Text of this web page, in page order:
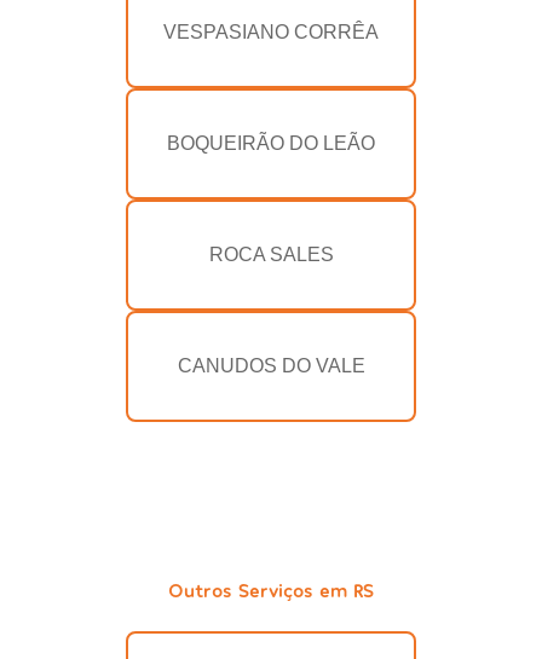
VESPASIANO CORRÊA
BOQUEIRÃO DO LEÃO
ROCA SALES
CANUDOS DO VALE
Outros Serviços em RS